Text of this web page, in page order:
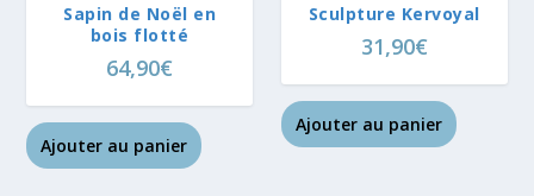
Sapin de Noël en
bois flotté
64,90€
Ajouter au panier
Sculpture Kervoyal
31,90€
Ajouter au panier